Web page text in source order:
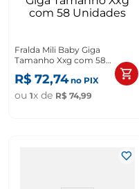
Fralda Mili Baby Giga
Tamanho Xxg com 58
Unidades
R$ 72,74no PIX
ou 1x de R$ 74,99